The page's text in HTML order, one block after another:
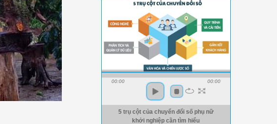
00:00 00:00
5 trụ cột của chuyển đổi số phụ nữ
khởi nghiệp cần tìm hiểu